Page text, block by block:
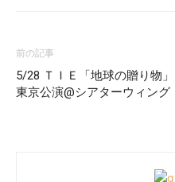
前の記事
5/28 ＴＩＥ「地球の贈り物」
東京公演@シアターウィング